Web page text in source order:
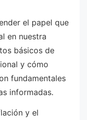
el papel que
en nuestra
básicos de
y cómo
fundamentales
informadas.
y el